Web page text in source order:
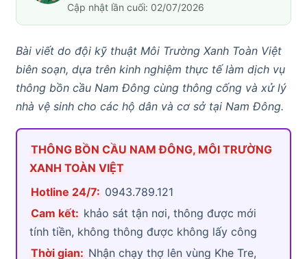
Cập nhật lần cuối: 02/07/2026
Bài viết do đội kỹ thuật Môi Trường Xanh Toàn Việt
biên soạn, dựa trên kinh nghiệm thực tế làm dịch vụ
thông bồn cầu Nam Đông cùng thông cống và xử lý
nhà vệ sinh cho các hộ dân và cơ sở tại Nam Đông.
THÔNG BỒN CẦU NAM ĐÔNG, MÔI TRƯỜNG
XANH TOÀN VIỆT
Hotline 24/7: 0943.789.121
Cam kết: khảo sát tận nơi, thông được mới
tính tiền, không thông được không lấy công
Thời gian: Nhận chạy thợ lên vùng Khe Tre,